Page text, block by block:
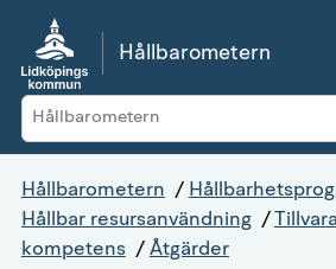
Gå direkt till sidans innehåll
Hållbarometern
Hållbarometern /
Hållbar resursanvändning /
kompetens / Åtgärder